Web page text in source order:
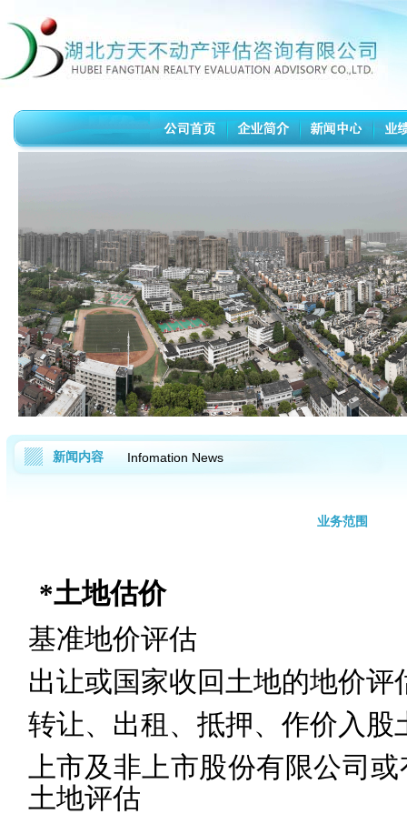
新闻内容 Infomation News
业务范围
*土地估价
基准地价评估
出让或国家收回土地的地价评
转让、出租、抵押、作价入股
上市及非上市股份有限公司
土地评估